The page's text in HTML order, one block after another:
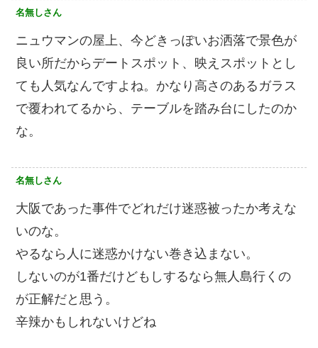
名無しさん
ニュウマンの屋上、今どきっぽいお洒落で景色が
良い所だからデートスポット、映えスポットとし
ても人気なんですよね。かなり高さのあるガラス
で覆われてるから、テーブルを踏み台にしたのか
な。
名無しさん
大阪であった事件でどれだけ迷惑被ったか考えな
いのな。
やるなら人に迷惑かけない巻き込まない。
しないのが1番だけどもしするなら無人島行くの
が正解だと思う。
辛辣かもしれないけどね